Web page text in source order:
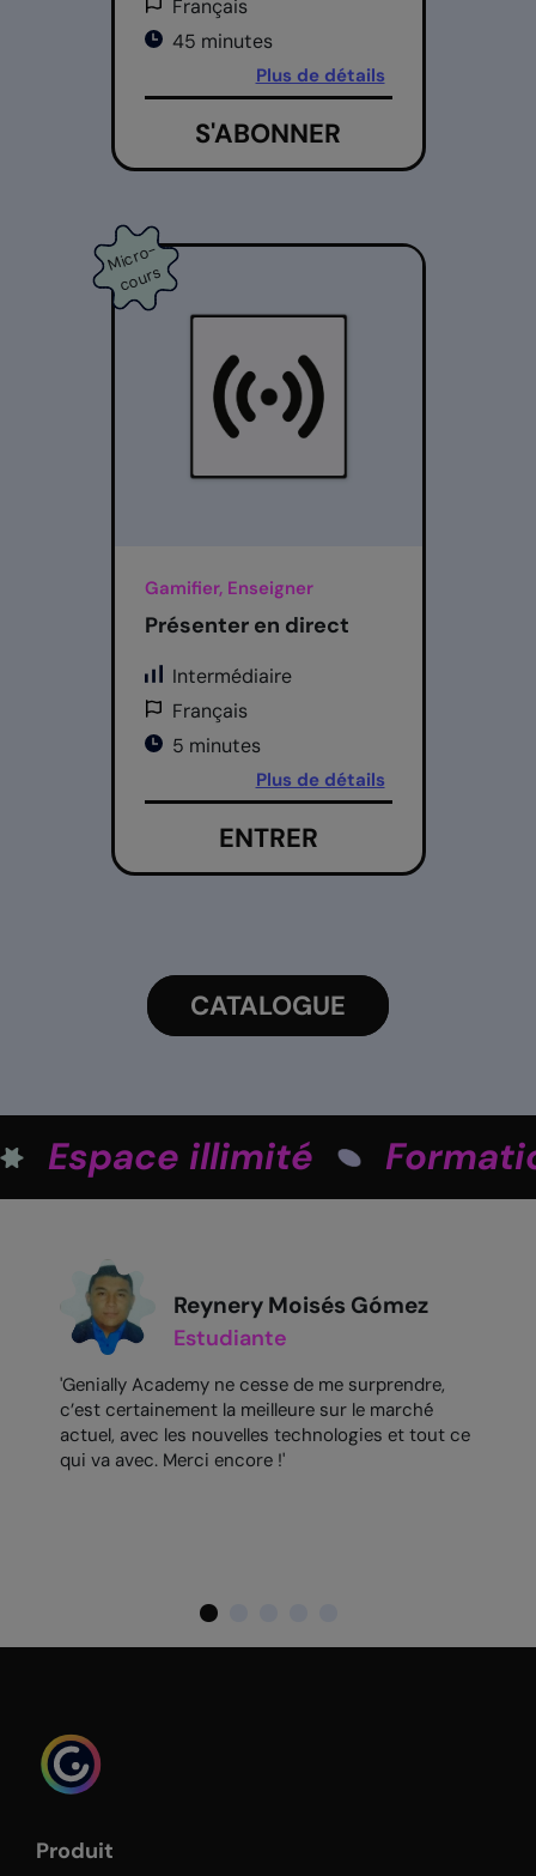
Français
45 minutes
Plus de détails
S'ABONNER
Mi
cr
o
-
c
o
ur
s
Gamifier, Enseigner
Présenter en direct
Intermédiaire
Français
5 minutes
Plus de détails
ENTRER
CATALOGUE
Espace illimité
Reynery Moisés Gómez
Estudiante
'Genially Academy ne cesse de me surprendre,
c’est certainement la meilleure sur le marché
actuel, avec les nouvelles technologies et tout ce
qui va avec. Merci encore !'
Produit